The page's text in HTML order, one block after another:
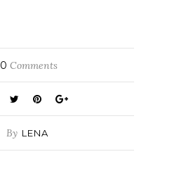
0 Comments
By LENA